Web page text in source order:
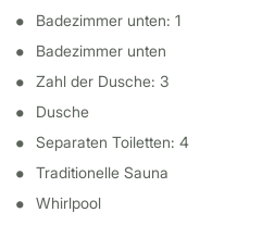
Badezimmer unten: 1
Badezimmer unten
Zahl der Dusche: 3
Dusche
Separaten Toiletten: 4
Traditionelle Sauna
Whirlpool